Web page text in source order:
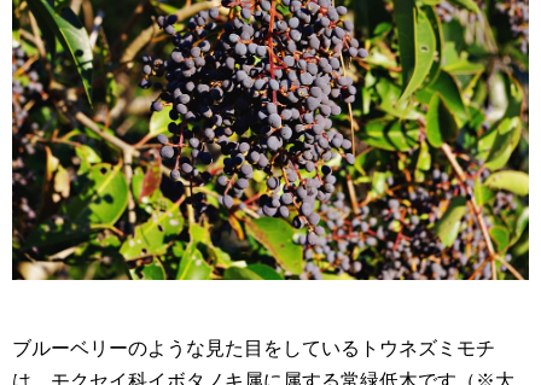
ブルーベリーのような見た目をしているトウネズミモチ